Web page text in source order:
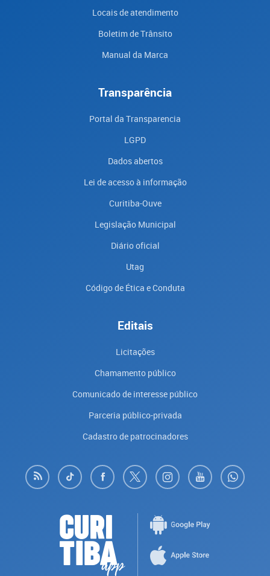
Locais de atendimento
Boletim de Trânsito
Manual da Marca
Transparência
Portal da Transparencia
LGPD
Dados abertos
Lei de acesso à informação
Curitiba-Ouve
Legislação Municipal
Diário oficial
Utag
Código de Ética e Conduta
Editais
Licitações
Chamamento público
Comunicado de interesse público
Parceria público-privada
Cadastro de patrocinadores